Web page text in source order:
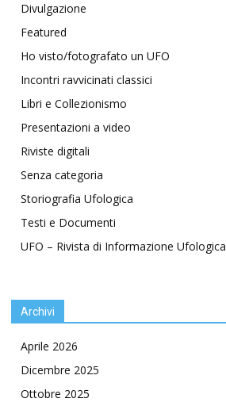
Divulgazione
Featured
Ho visto/fotografato un UFO
Incontri ravvicinati classici
Libri e Collezionismo
Presentazioni a video
Riviste digitali
Senza categoria
Storiografia Ufologica
Testi e Documenti
UFO – Rivista di Informazione Ufologica
Archivi
Aprile 2026
Dicembre 2025
Ottobre 2025